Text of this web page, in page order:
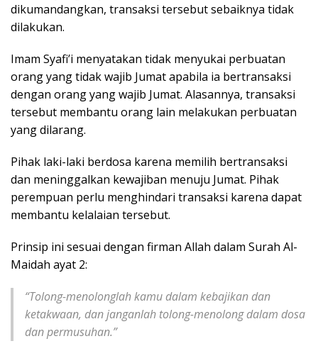
dikumandangkan, transaksi tersebut sebaiknya tidak
dilakukan.
Imam Syafi’i menyatakan tidak menyukai perbuatan
orang yang tidak wajib Jumat apabila ia bertransaksi
dengan orang yang wajib Jumat. Alasannya, transaksi
tersebut membantu orang lain melakukan perbuatan
yang dilarang.
Pihak laki-laki berdosa karena memilih bertransaksi
dan meninggalkan kewajiban menuju Jumat. Pihak
perempuan perlu menghindari transaksi karena dapat
membantu kelalaian tersebut.
Prinsip ini sesuai dengan firman Allah dalam Surah Al-
Maidah ayat 2:
“Tolong-menolonglah kamu dalam kebajikan dan
ketakwaan, dan janganlah tolong-menolong dalam dosa
dan permusuhan.”